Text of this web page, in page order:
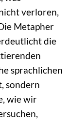
verloren,
Metapher
die
sprachlichen
sondern
wie wir